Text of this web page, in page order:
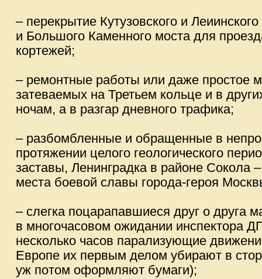
– перекрытие Кутузовского и
и Большого Каменного моста для
кортежей;
– ремонтные работы или даже простое
затеваемых на Третьем кольце и в
ночам, а в разгар дневного трафика;
– разбомбленные и обращенные в
протяжении целого геологического
заставы, Ленинградка в районе Сокола
места боевой славы города-героя
– слегка поцарапавшиеся друг о друга
в многочасовом ожидании инспектора
несколько часов парализующие
Европе их первым делом убирают в
уж потом оформляют бумаги);